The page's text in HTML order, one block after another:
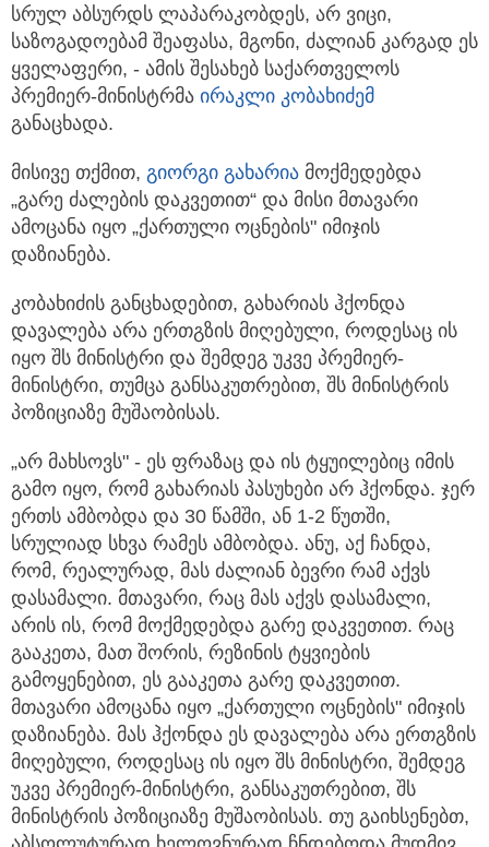
სრულ აბსურდს ლაპარაკობდეს, არ ვიცი,
საზოგადოებამ შეაფასა, მგონი, ძალიან კარგად ეს
ყველაფერი, - ამის შესახებ საქართველოს
პრემიერ-მინისტრმა ირაკლი კობახიძემ
განაცხადა.
მისივე თქმით, გიორგი გახარია მოქმედებდა
„გარე ძალების დაკვეთით“ და მისი მთავარი
ამოცანა იყო „ქართული ოცნების" იმიჯის
დაზიანება.
კობახიძის განცხადებით, გახარიას ჰქონდა
დავალება არა ერთგზის მიღებული, როდესაც ის
იყო შს მინისტრი და შემდეგ უკვე პრემიერ-
მინისტრი, თუმცა განსაკუთრებით, შს მინისტრის
პოზიციაზე მუშაობისას.
„არ მახსოვს" - ეს ფრაზაც და ის ტყუილებიც იმის
გამო იყო, რომ გახარიას პასუხები არ ჰქონდა. ჯერ
ერთს ამბობდა და 30 წამში, ან 1-2 წუთში,
სრულიად სხვა რამეს ამბობდა. ანუ, აქ ჩანდა,
რომ, რეალურად, მას ძალიან ბევრი რამ აქვს
დასამალი. მთავარი, რაც მას აქვს დასამალი,
არის ის, რომ მოქმედებდა გარე დაკვეთით. რაც
გააკეთა, მათ შორის, რეზინის ტყვიების
გამოყენებით, ეს გააკეთა გარე დაკვეთით.
მთავარი ამოცანა იყო „ქართული ოცნების" იმიჯის
დაზიანება. მას ჰქონდა ეს დავალება არა ერთგზის
მიღებული, როდესაც ის იყო შს მინისტრი, შემდეგ
უკვე პრემიერ-მინისტრი, განსაკუთრებით, შს
მინისტრის პოზიციაზე მუშაობისას. თუ გაიხსენებთ,